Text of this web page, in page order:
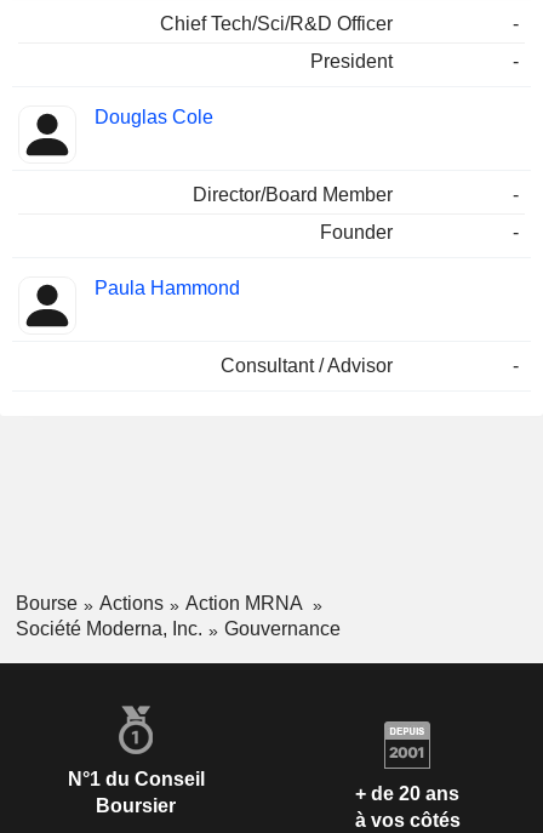
Chief Tech/Sci/R&D Officer
-
President
-
Douglas Cole
Director/Board Member
-
Founder
-
Paula Hammond
Consultant / Advisor -
Bourse Actions
Action MRNA
Société Moderna, Inc.
Gouvernance
N°1 du Conseil
Boursier
+ de 20 ans
à vos côtés